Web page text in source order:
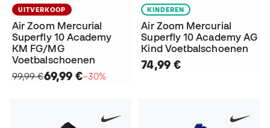
UITVERKOOP
Air Zoom Mercurial
Superfly 10 Academy
KM FG/MG
Voetbalschoenen
99,99 €69,99 €−30%
KINDEREN
Air Zoom Mercurial
Superfly 10 Academy AG
Kind Voetbalschoenen
74,99 €